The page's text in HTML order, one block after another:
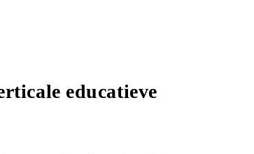
educatieve